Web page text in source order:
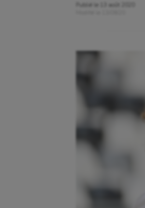
Publié le
13 août 2020